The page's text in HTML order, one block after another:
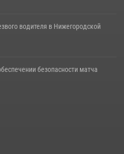
водителя в Нижегородской
безопасности матча